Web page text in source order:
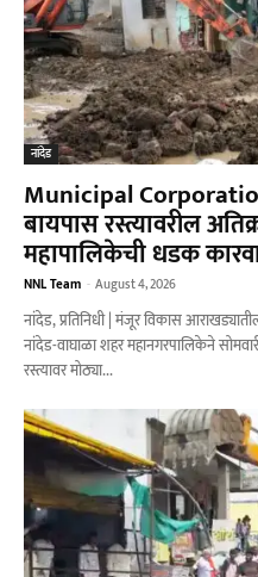
नांदेड
Municipal
बायपास रस्त्यावरील
महापालिकेची धडक
NNL Team - August 4, 2026
नांदेड, प्रतिनिधी | मंजूर विकास
नांदेड-वाघाळा शहर महानगरपालिकेने
रस्त्यावर मोठ्या...